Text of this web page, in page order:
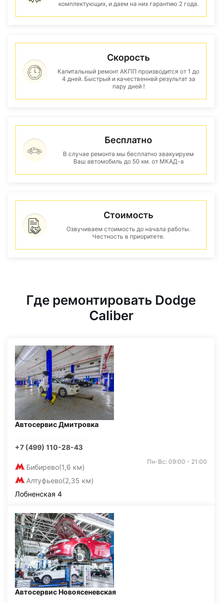
комплектующих, и даем на них гарантию 2 года.
Скорость
Капитальный ремонт АКПП производится от 1 до
4 дней. Быстрый и качественнвй результат за
пару дней !
Бесплатно
В случае ремонта мы бесплатно эвакуируем
Ваш автомобиль до 50 км. от МКАД-а
Стоимость
Озвучиваем стоимость до начала работы.
Честность в приоритете.
Где ремонтировать Dodge
Caliber
Автосервис Дмитровка
+7 (499) 110-28-43
Бибирево(1,6 км)
Алтуфьево(2,35 км)
Пн-Вс: 09:00 - 21:00
Лобненская 4
Автосервис Новоясеневская